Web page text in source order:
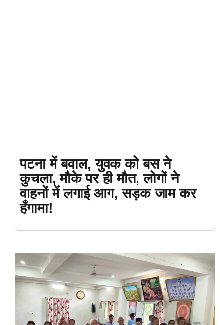
पटना में बवाल, युवक को बस ने
कुचला, मौके पर ही मौत, लोगों ने
वाहनों में लगाई आग, सड़क जाम कर
हँगामा!